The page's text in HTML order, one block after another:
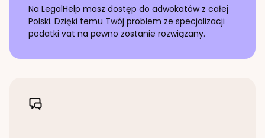
Na LegalHelp masz dostęp do adwokatów z całej
Polski. Dzięki temu Twój problem ze specjalizacji
podatki vat na pewno zostanie rozwiązany.